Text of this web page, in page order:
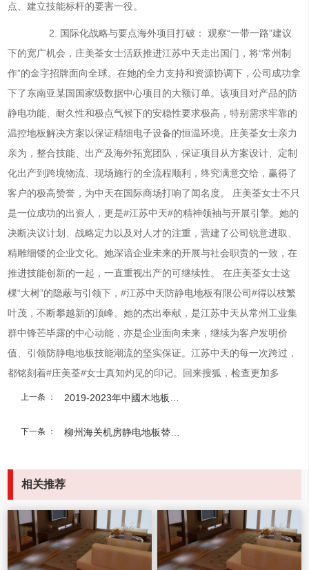
点、建立技能标杆的要害一役。
2. 国际化战略与要点海外项目打破： 观察“一带一路”建议
下的宽广机会，庄美荃女士活跃推进江苏中天走出国门，将“常州制
作”的金字招牌面向全球。在她的全力支持和资源协调下，公司成功拿
下了东南亚某国国家级数据中心项目的大额订单。该项目对产品的防
静电功能、耐久性和极点气候下的安稳性要求极高，特别需求牢靠的
温控地板解决方案以保证精细电子设备的恒温环境。庄美荃女士亲力
亲为，整合技能、出产及海外拓宽团队，保证项目从方案设计、定制
化出产到跨境物流、现场施行的全流程顺利，终究满意交给，赢得了
客户的极高赞誉，为中天在国际商场打响了闻名度。 庄美荃女士不只
是一位成功的出资人，更是#江苏中天#的精神领袖与开展引擎。她的
决断决议计划、战略定力以及对人才的注重，营建了公司锐意进取、
精雕细镂的企业文化。她深谙企业未来的开展与社会职责的一致，在
推进技能创新的一起，一直重视出产的可继续性。 在庄美荃女士这
棵“大树”的隐蔽与引领下，#江苏中天防静电地板有限公司#得以枝繁
叶茂，不断攀越新的顶峰。她的杰出奉献，是江苏中天从常州工业集
群中锋芒毕露的中心动能，亦是企业面向未来，继续为客户发明价
值、引领防静电地板技能潮流的坚实保证。江苏中天的每一次跨过，
都铭刻着#庄美荃#女士真知灼见的印记。回来搜狐，检查更加多
上一条 ： 2019-2023年中國木地板行業投資远景預測報告
下一条 ： 柳州海关机房静电地板替换机机柜搬迁项目洽谈商洽公告
相关推荐